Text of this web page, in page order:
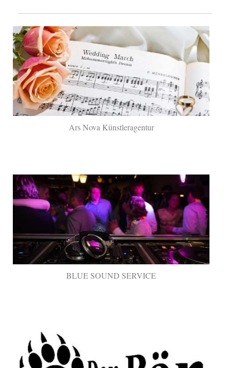
Ars Nova Künstleragentur
BLUE SOUND SERVICE